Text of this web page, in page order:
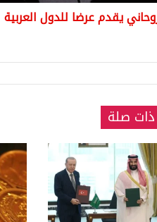
يقدم عرضا للدول العربية
ذات صلة